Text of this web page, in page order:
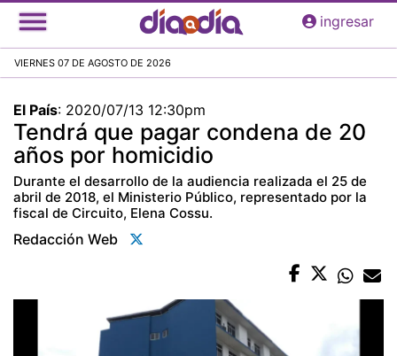
Pasar
al
principal
ingresar
VIERNES 07 DE AGOSTO DE 2026
El País: 2020/07/13 12:30pm
Tendrá que pagar condena de 20
años por homicidio
Durante el desarrollo de la audiencia realizada el 25 de
abril de 2018, el Ministerio Público, representado por la
fiscal de Circuito, Elena Cossu.
Redacción Web